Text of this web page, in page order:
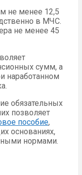
не менее 12,5
в МЧС.
не менее 45
сумм, а
наработанном
обязательных
позволяет
пособие,
основаниях,
нормами.